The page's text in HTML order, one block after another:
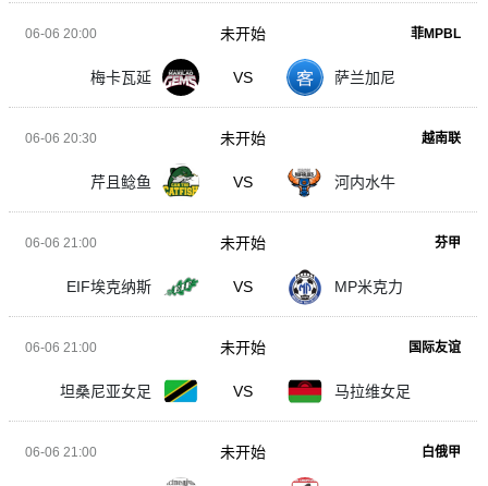
06-06 20:00 菲MPBL
梅卡瓦延 VS 萨兰加尼
未开始
06-06 20:30 越南联
芹且鲶鱼 VS 河内水牛
未开始
06-06 21:00 芬甲
EIF埃克纳斯 VS MP米克力
未开始
06-06 21:00 国际友谊
坦桑尼亚女足 VS 马拉维女足
未开始
06-06 21:00 白俄甲
未开始